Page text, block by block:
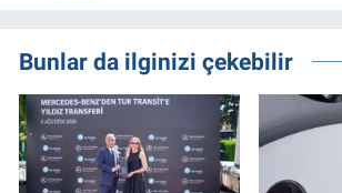
Bunlar da ilginizi çekebilir